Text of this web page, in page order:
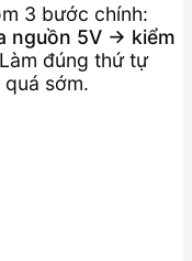
3 bước chính:
nguồn 5V → kiểm
đúng thứ tự
quá sớm.